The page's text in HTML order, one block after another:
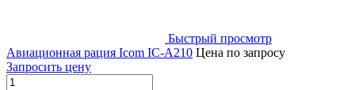
Быстрый просмотр
Авиационная рация Icom IC-A210 Цена по запросу
Запросить цену